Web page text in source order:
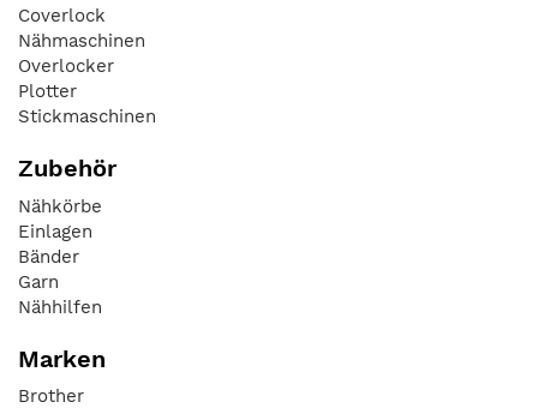
Coverlock
Nähmaschinen
Overlocker
Plotter
Stickmaschinen
Zubehör
Nähkörbe
Einlagen
Bänder
Garn
Nähhilfen
Marken
Brother